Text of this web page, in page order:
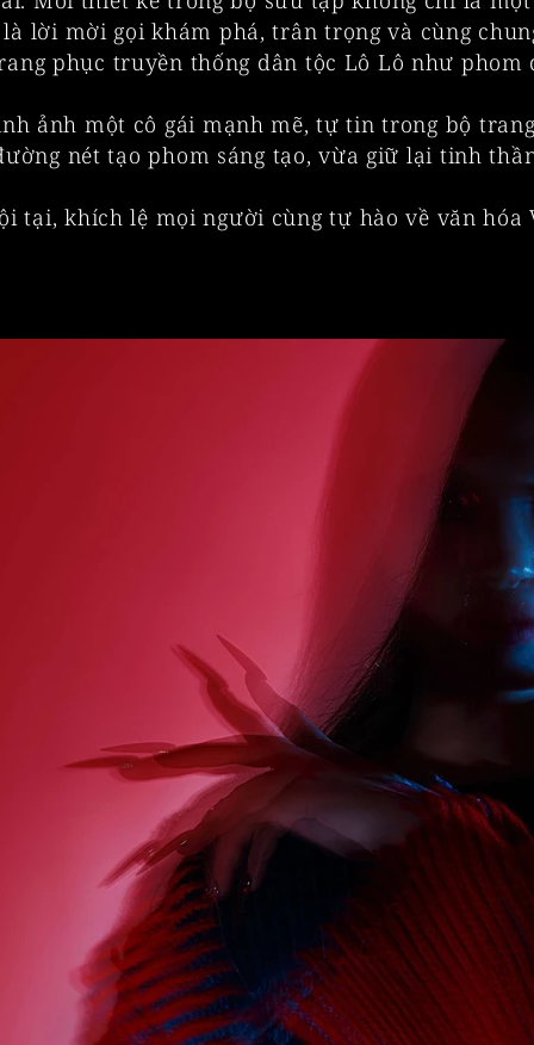
lời mời gọi khám phá, trân trọng và cùng
phục truyền thống dân tộc Lô Lô như phom
ảnh một cô gái mạnh mẽ, tự tin trong bộ
nét tạo phom sáng tạo, vừa giữ lại tinh
tại, khích lệ mọi người cùng tự hào về văn hóa